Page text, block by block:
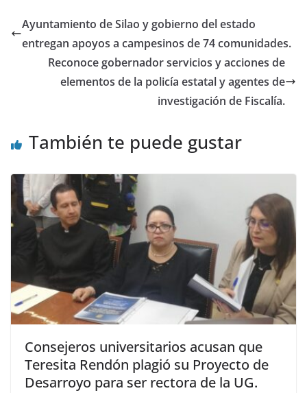
o
o
k
p
p
n
Ayuntamiento de Silao y gobierno del estado
entregan apoyos a campesinos de 74 comunidades.
Reconoce gobernador servicios y acciones de
elementos de la policía estatal y agentes de
investigación de Fiscalía.
También te puede gustar
Consejeros universitarios acusan que
Teresita Rendón plagió su Proyecto de
Desarroyo para ser rectora de la UG.